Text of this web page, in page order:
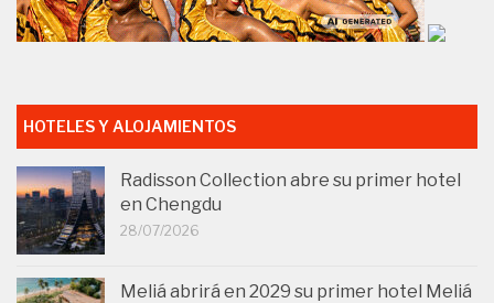
HOTELES Y ALOJAMIENTOS
Radisson Collection abre su primer hotel
en Chengdu
28/07/2026
Meliá abrirá en 2029 su primer hotel Meliá